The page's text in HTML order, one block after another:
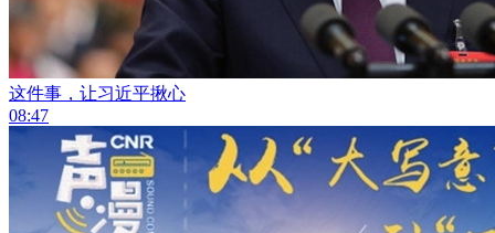
这件事，让习近平揪心
08:47